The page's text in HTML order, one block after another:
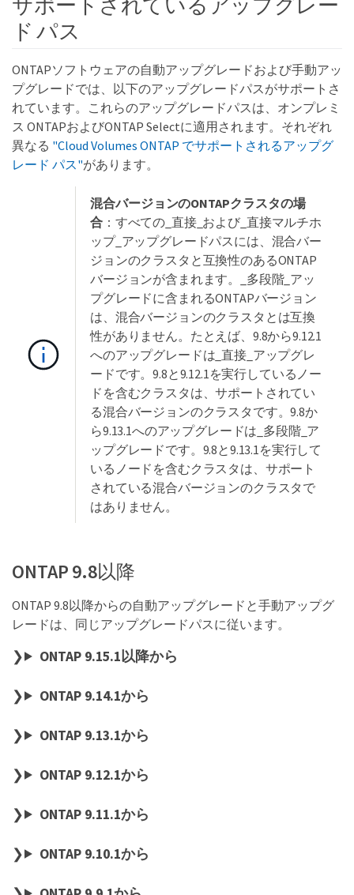
ド パス
ONTAPソフトウェアの自動アップグレードおよび手動アッ
プグレードでは、以下のアップグレードパスがサポートさ
れています。これらのアップグレードパスは、オンプレミ
ス ONTAPおよびONTAP Selectに適用されます。それぞれ
異なる "Cloud Volumes ONTAP でサポートされるアップグ
レード パス"があります。
混合バージョンのONTAPクラスタの場
合：すべての_直接_および_直接マルチホ
ップ_アップグレードパスには、混合バー
ジョンのクラスタと互換性のあるONTAP
バージョンが含まれます。_多段階_アッ
プグレードに含まれるONTAPバージョン
は、混合バージョンのクラスタとは互換
性がありません。たとえば、9.8から9.12.1
へのアップグレードは_直接_アップグレ
ードです。9.8と9.12.1を実行しているノー
ドを含むクラスタは、サポートされてい
る混合バージョンのクラスタです。9.8か
ら9.13.1へのアップグレードは_多段階_ア
ップグレードです。9.8と9.13.1を実行して
いるノードを含むクラスタは、サポート
されている混合バージョンのクラスタで
はありません。
ONTAP 9.8以降
ONTAP 9.8以降からの自動アップグレードと手動アップグ
レードは、同じアップグレードパスに従います。
ONTAP 9.15.1以降から
ONTAP 9.14.1から
ONTAP 9.13.1から
ONTAP 9.12.1から
ONTAP 9.11.1から
ONTAP 9.10.1から